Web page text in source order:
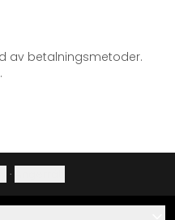
av betalningsmetoder.
·